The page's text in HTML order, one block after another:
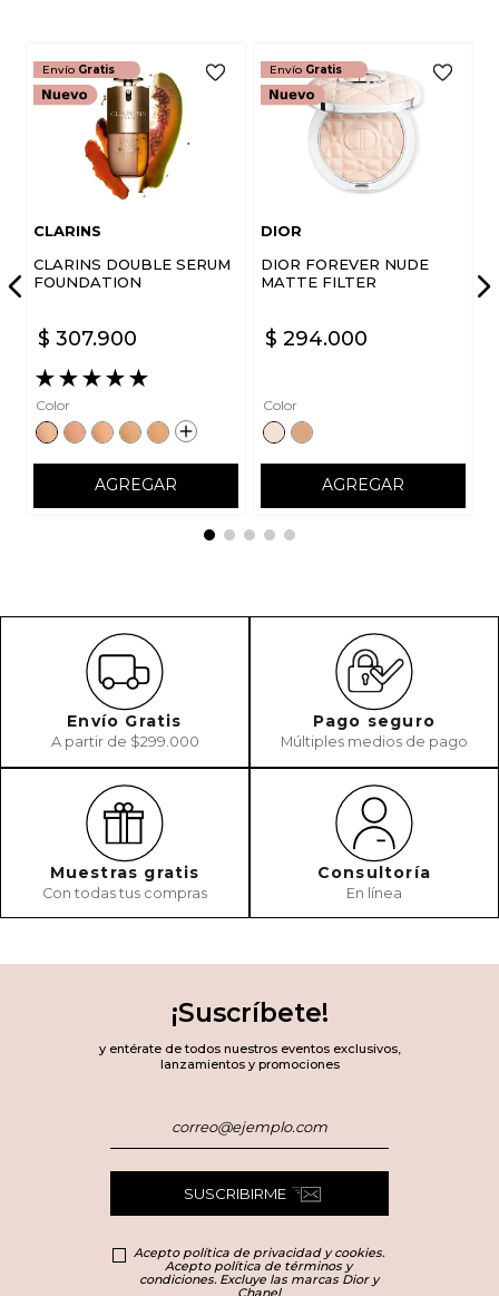
Envío Gratis
CLARINS
CLARINS DOUBLE SERUM
FOUNDATION
$ 307.900
★★★★★
Color
AGREGAR
Envío Gratis
DIOR
DIOR FOREVER NUDE
MATTE FILTER
$ 294.000
Color
AGREGAR
Envío Gratis
A partir de $299.000
Pago seguro
Múltiples medios de pago
Muestras gratis
Con todas tus compras
Consultoría
En línea
¡Suscríbete!
y entérate de todos nuestros eventos exclusivos,
lanzamientos y promociones
SUSCRIBIRME
Acepto política de privacidad y cookies.
Acepto política de términos y
condiciones. Excluye las marcas Dior y
Chanel